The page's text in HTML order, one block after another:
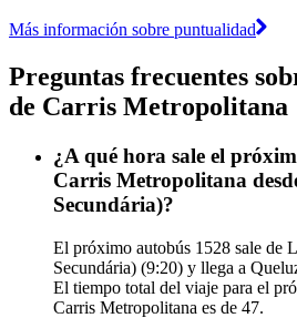
Más información sobre puntualidad
Preguntas frecuentes
de Carris Metropolitana
¿A qué hora sale el
Carris Metropolitana
Secundária)?
El próximo autobús 1528 sale de
Secundária) (9:20) y llega a
El tiempo total del viaje para el
Carris Metropolitana es de 47.